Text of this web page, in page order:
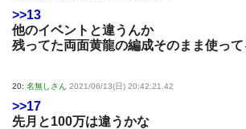
>>13
他のイベントと違うんか
残ってた両面黄龍の編成そのまま使っ
20: 名無しさん 2021/06/13(日) 20:42:21.42
>>17
先月と100万は違うかな